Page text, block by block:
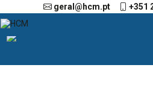
geral@hcm.pt +351